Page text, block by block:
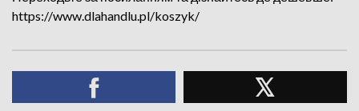
https://www.dlahandlu.pl/koszyk/